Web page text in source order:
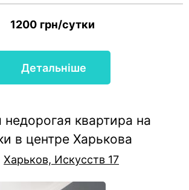
1200 грн/сутки
Детальніше
недорогая квартира на
в центре Харькова
Харьков, Искусств 17